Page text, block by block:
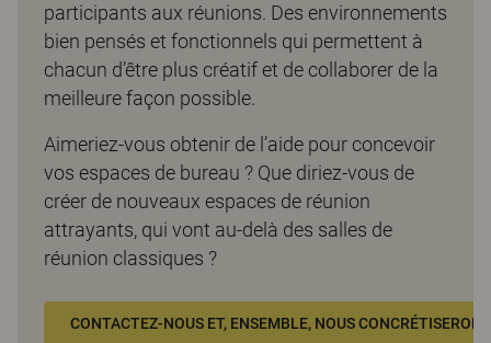
participants aux réunions. Des environnements
bien pensés et fonctionnels qui permettent à
chacun d’être plus créatif et de collaborer de la
meilleure façon possible.
Aimeriez-vous obtenir de l’aide pour concevoir
vos espaces de bureau ? Que diriez-vous de
créer de nouveaux espaces de réunion
attrayants, qui vont au-delà des salles de
réunion classiques ?
CONTACTEZ-NOUS ET, ENSEMBLE, NOUS